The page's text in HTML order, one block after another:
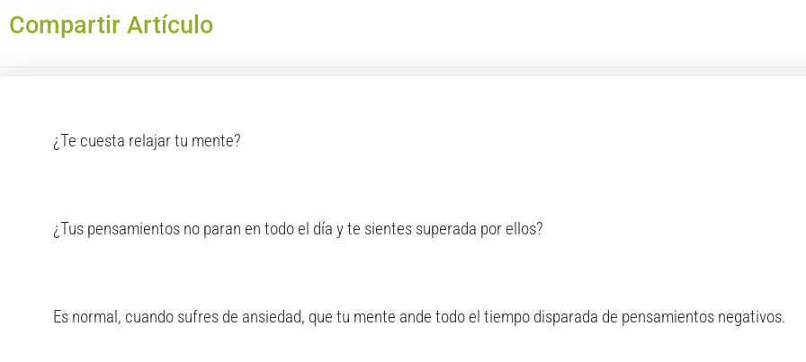
Compartir Artículo
¿Te cuesta relajar tu mente?
¿Tus pensamientos no paran en todo el día y te sientes superada por ellos?
Es normal, cuando sufres de ansiedad, que tu mente ande todo el tiempo disparada de pensamientos negativos.